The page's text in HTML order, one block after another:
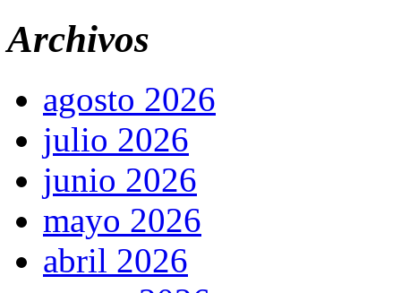
Archivos
agosto 2026
julio 2026
junio 2026
mayo 2026
abril 2026